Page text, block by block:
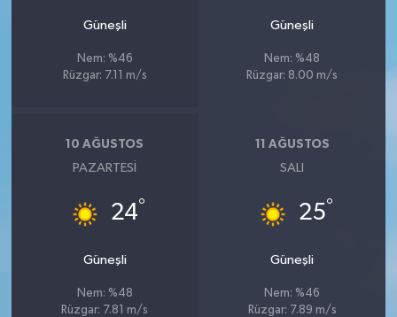
Güneşli
Nem: %46
Rüzgar: 7.11 m/s
Güneşli
Nem: %48
Rüzgar: 8.00 m/s
10 AĞUSTOS
PAZARTESI
24°
Güneşli
Nem: %48
Rüzgar: 7.81 m/s
11 AĞUSTOS
SALI
25°
Güneşli
Nem: %46
Rüzgar: 7.89 m/s
DENİZLİ
İZMİR
MUĞLA
YURT